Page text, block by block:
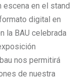
escena en el stand
digital en
la BAU celebrada
nos permitirá
de nuestra